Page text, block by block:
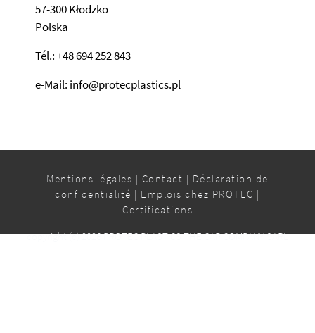
57-300 Kłodzko
Polska
Tél.: +48 694 252 843
e-Mail: info@protecplastics.pl
Mentions légales | Contact | Déclaration de
confidentialité | Emplois chez PROTEC |
Certifications
copyright (c) 2026 PROTEC PLASTICS THE CAP COMPANY SARL